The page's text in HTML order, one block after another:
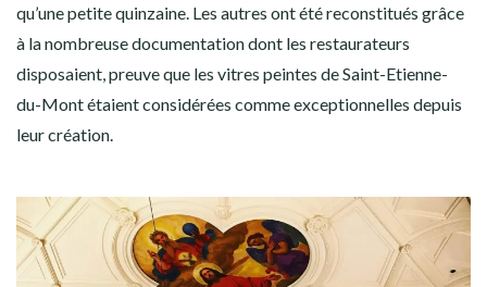
qu’une petite quinzaine. Les autres ont été reconstitués grâce
à la nombreuse documentation dont les restaurateurs
disposaient, preuve que les vitres peintes de Saint-Etienne-
du-Mont étaient considérées comme exceptionnelles depuis
leur création.